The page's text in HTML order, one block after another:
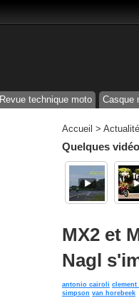
Revue technique moto Casque
Accueil >
Quelques
MX2 et
Nagl
antonio cairoli clement
simpson van horebeek